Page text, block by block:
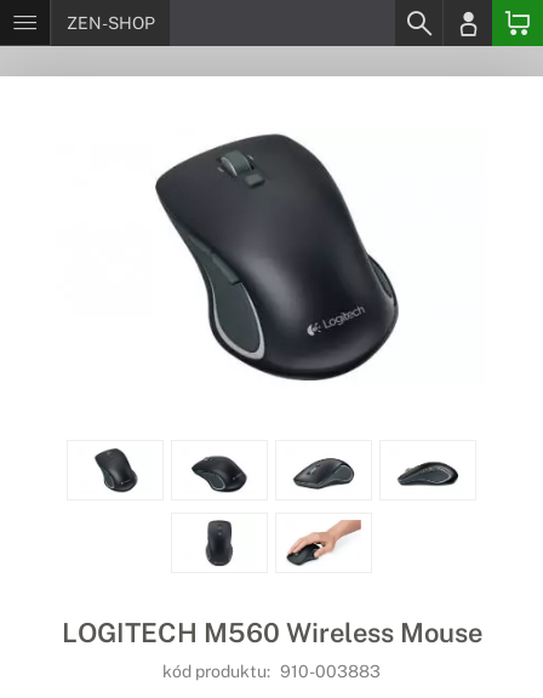
ZEN-SHOP
LOGITECH M560 Wireless Mouse
kód produktu: 910-003883